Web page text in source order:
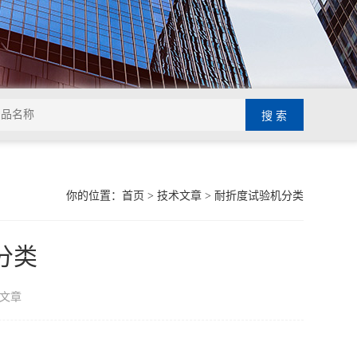
你的位置： 首页 > 技术文章> 耐折度试验机分类
类
章